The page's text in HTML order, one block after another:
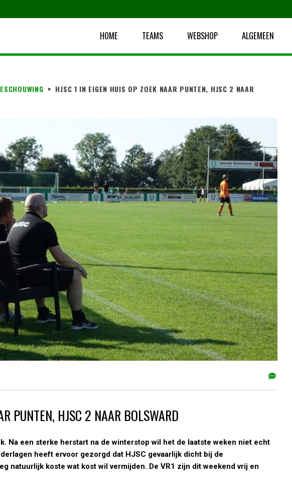
HOME TEAMS WEBSHOP ALGEMEEN
> HJSC 1 IN EIGEN HUIS OP ZOEK NAAR PUNTEN, HJSC 2 NAAR
PUNTEN, HJSC 2 NAAR BOLSWARD
Na een sterke herstart na de winterstop wil het de laatste weken niet echt
heeft ervoor gezorgd dat HJSC gevaarlijk dicht bij de
natuurlijk koste wat kost wil vermijden. De VR1 zijn dit weekend vrij en